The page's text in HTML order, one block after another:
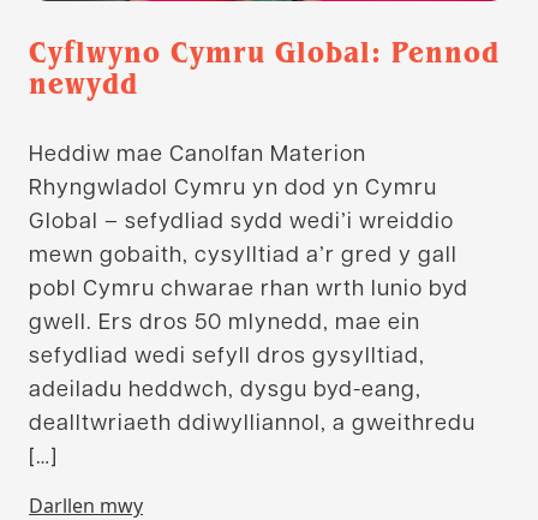
Cyflwyno Cymru Global: Pennod
newydd
Heddiw mae Canolfan Materion
Rhyngwladol Cymru yn dod yn Cymru
Global – sefydliad sydd wedi’i wreiddio
mewn gobaith, cysylltiad a’r gred y gall
pobl Cymru chwarae rhan wrth lunio byd
gwell. Ers dros 50 mlynedd, mae ein
sefydliad wedi sefyll dros gysylltiad,
adeiladu heddwch, dysgu byd-eang,
dealltwriaeth ddiwylliannol, a gweithredu
[…]
Darllen mwy